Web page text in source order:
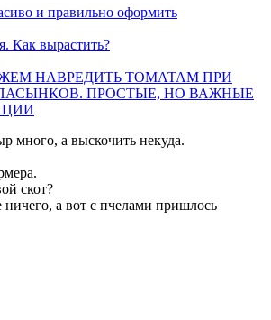
и правильно оформить
Как вырастить?
НАВРЕДИТЬ ТОМАТАМ ПРИ
ПРОСТЫЕ, НО ВАЖНЫЕ
много, а выскочить некуда.
скот?
а вот с пчелами пришлось